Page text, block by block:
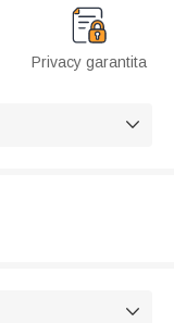
Privacy garantita

